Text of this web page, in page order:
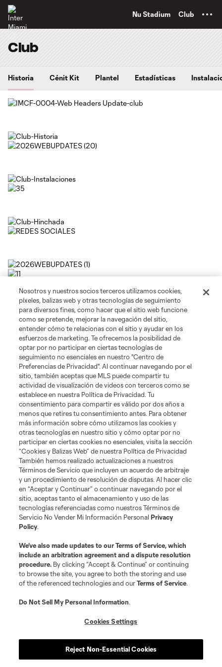
Nu Stadium Club
Club
Historia Cénit Kit Plantel Estadísticas
Sitios Web del Club
Club
Tickets
News
MLSSOCCER.COM
Do Not Sell or Share My Personal Information
Cookies Settings
©2026 MLS. The Major League Soccer and MLS name and shield are
registered trademarks of Major League Soccer, L.L.C. (“MLS”). The names
Nosotros y nuestros socios terceros utilizamos cookies,
píxeles, balizas web y otras tecnologías de seguimiento
para diversos fines, como hacer que el sitio web funcione
como se pretende, mejorar la navegación del sitio,
entender cómo te relacionas con el sitio y ayudar en los
esfuerzos de marketing. Te ofrecemos la posibilidad de
optar por no participar en ciertas tecnologías de
seguimiento no esenciales en nuestro "Centro de
Preferencias de Privacidad". Al continuar navegando por el
sitio, también aceptas que MLS puede compartir tu
actividad de visualización de videos con terceros como se
establece en nuestra Política de Privacidad. Tu
consentimiento para compartir es válido por dos años a
menos que retires tu consentimiento antes. Para obtener
más información sobre cómo utilizamos las cookies y
otras tecnologías en nuestro sitio y cómo optar por no
participar en ciertas cookies no esenciales, visita la sección
“Cookies y Balizas Web” de nuestra Política de Privacidad
También hemos realizado actualizaciones a nuestros
Términos de Servicio que incluyen un acuerdo de arbitraje
y un procedimiento de resolución de disputas. Al hacer clic
en “Aceptar y Continuar” o continuar navegando por el
sitio, aceptas tanto el almacenamiento y uso de las
tecnologías referenciadas como nuestros Términos de
Servicio No Vender Mi Información PersonalPrivacy
Policy.
We’ve also made updates to ourTerms of Service, which
include an arbitration agreement and a dispute resolution
procedure. By clicking “Accept & Continue” or continuing
to browse the site, you agree to both the storing and use
of the referenced technologies and ourTerms of Service.
Do Not Sell My Personal Information.
Cookies Settings
Reject Non-Essential Cookies